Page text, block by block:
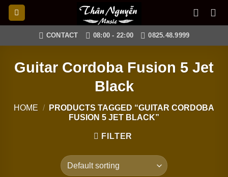
Skip
CONTACT 08:00 - 22:00 0825.48.9999
Guitar Cordoba Fusion 5 Jet
Black
HOME /
PRODUCTS TAGGED “GUITAR CORDOBA
FUSION 5 JET BLACK”
FILTER